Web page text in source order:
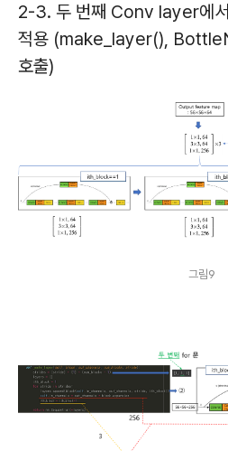
2-3. 두 번째 Conv layer에
적용 (make_layer(),
호출)
그림9